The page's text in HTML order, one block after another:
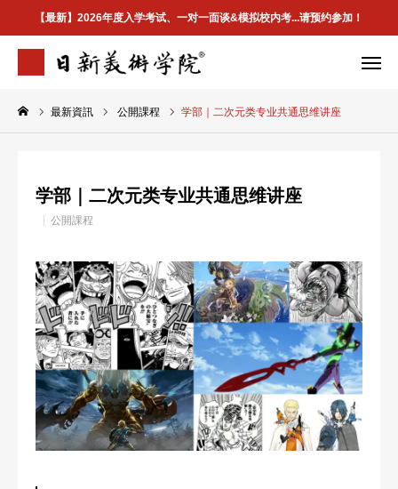
【最新】2026年度入学考试、一对一面谈&模拟校内考...请预约参加！
最新資訊 公開課程 学部｜二次元类专业共通思维讲座
学部｜二次元类专业共通思维讲座
公開課程
学院介绍 专业案内
首页
最新資訊
升学指南
合格案例
校区地址